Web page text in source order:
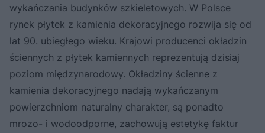
wykańczania budynków szkieletowych. W Polsce
rynek płytek z kamienia dekoracyjnego rozwija się od
lat 90. ubiegłego wieku. Krajowi producenci okładzin
ściennych z płytek kamiennych reprezentują dzisiaj
poziom międzynarodowy. Okładziny ścienne z
kamienia dekoracyjnego nadają wykańczanym
powierzchniom naturalny charakter, są ponadto
mrozo- i wodoodporne, zachowują estetykę faktur